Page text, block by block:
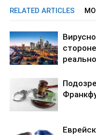
RELATED ARTICLES